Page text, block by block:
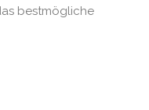
bestmögliche